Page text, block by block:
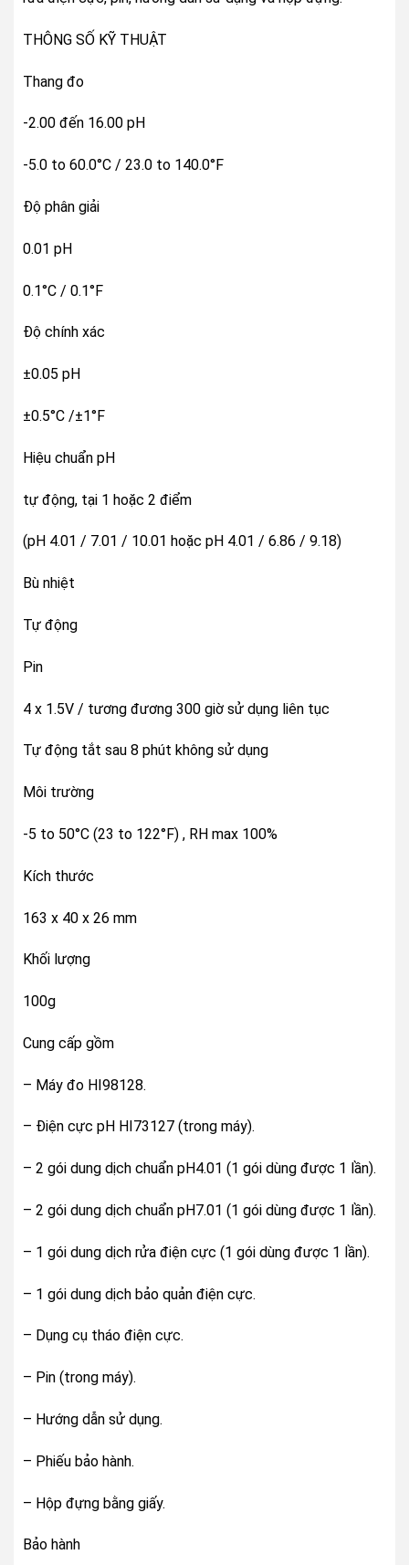
THÔNG SỐ KỸ THUẬT
Thang đo
-2.00 đến 16.00 pH
-5.0 to 60.0°C / 23.0 to 140.0°F
Độ phân giải
0.01 pH
0.1°C / 0.1°F
Độ chính xác
±0.05 pH
±0.5°C /±1°F
Hiệu chuẩn pH
tự động, tại 1 hoặc 2 điểm
(pH 4.01 / 7.01 / 10.01 hoặc pH 4.01 / 6.86 / 9.18)
Bù nhiệt
Tự động
Pin
4 x 1.5V / tương đương 300 giờ sử dụng liên tục
Tự động tắt sau 8 phút không sử dụng
Môi trường
-5 to 50°C (23 to 122°F) , RH max 100%
Kích thước
163 x 40 x 26 mm
Khối lượng
100g
Cung cấp gồm
– Máy đo HI98128.
– Điện cực pH HI73127 (trong máy).
– 2 gói dung dịch chuẩn pH4.01 (1 gói dùng được 1 lần).
– 2 gói dung dịch chuẩn pH7.01 (1 gói dùng được 1 lần).
– 1 gói dung dịch rửa điện cực (1 gói dùng được 1 lần).
– 1 gói dung dịch bảo quản điện cực.
– Dụng cụ tháo điện cực.
– Pin (trong máy).
– Hướng dẫn sử dụng.
– Phiếu bảo hành.
– Hộp đựng bằng giấy.
Bảo hành